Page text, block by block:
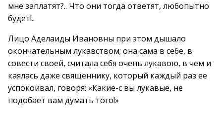
мне заплатят?.. Что они тогда ответят, любопытно
будет!..
Лицо Аделаиды Ивановны при этом дышало
окончательным лукавством; она сама в себе, в
совести своей, считала себя очень лукавою, в чем и
каялась даже священнику, который каждый раз ее
успокоивал, говоря: «Какие-с вы лукавые, не
подобает вам думать того!»